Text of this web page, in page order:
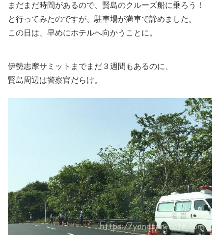
まだまだ時間があるので、賢島のクルーズ船に乗ろう！
と行ってみたのですが、駐車場が満車で諦めました。
この日は、早めにホテルへ向かうことに。
伊勢志摩サミットまでまだ３週間もあるのに、
賢島周辺は警察官だらけ。